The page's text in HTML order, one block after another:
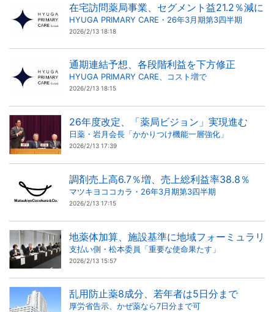
在宅訪問薬局事業、セグメント益21.2％減に
HYUGA PRIMARY CARE・26年3月期第3四半期
2026/2/13 18:18
通期連結予想、各段階利益を下方修正
HYUGA PRIMARY CARE、コスト増で
2026/2/13 18:15
26年度改定、「薬局ビジョン」実現進む
日薬・岩月会長「かかりつけ機能一層強化」
2026/2/13 17:39
調剤売上高6.7％増、売上総利益率38.8％
マツキヨココカラ・26年3月期第3四半期
2026/2/13 17:15
地薬体加算、施設基準に地域フォーミュラリ
支払い側・松本委員「重要な使命果たす」
2026/2/13 15:57
乱用防止薬8成分、若年者は5日分まで
厚労省告示、かぜ薬なら7日分まで可